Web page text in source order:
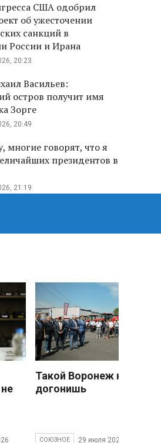
США одобрил
об ужесточении
санкций в
России и Ирана
20:23
Васильев:
остров получит имя
Зорге
20:49
многие говорят, что я
президентов в
21:19
Такой Воронеж не
догонишь
СОЮЗНОЕ 29 июля 2026